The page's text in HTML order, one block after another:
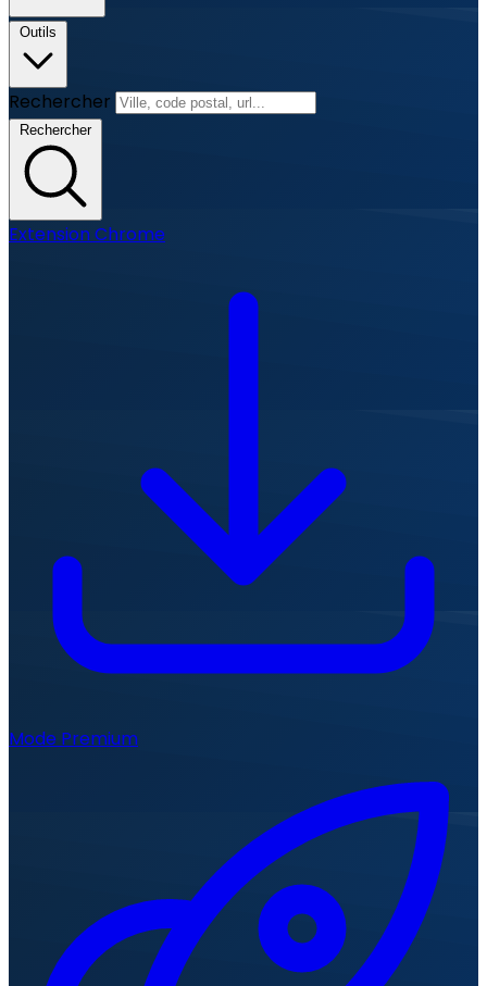
Outils
Rechercher
Rechercher
Extension Chrome
Mode Premium